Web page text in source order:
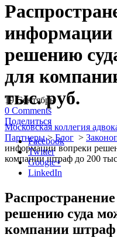
информации
решению
для
тыс. руб.
Московская коллегия
Партнеры>Блог >
информации вопреки
компании штраф до 200
19 Сентябрь
0 Comments
Поделиться
Facebook
Twitter
Google+
LinkedIn
решению суда
компании штраф